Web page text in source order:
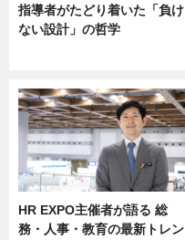
指導者がたどり着いた「負け
ない設計」の哲学
HR EXPO主催者が語る 総
務・人事・教育の最新トレン